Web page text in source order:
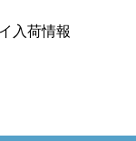
入荷情報